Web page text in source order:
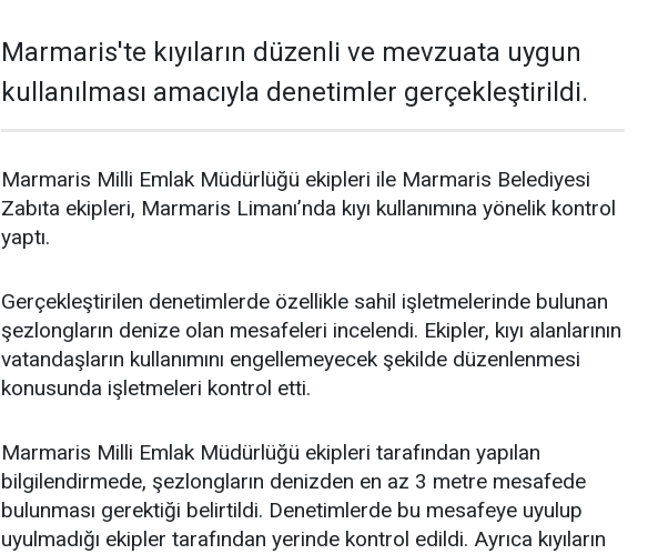
Marmaris'te kıyıların düzenli ve mevzuata uygun
kullanılması amacıyla denetimler gerçekleştirildi.
Marmaris Milli Emlak Müdürlüğü ekipleri ile Marmaris Belediyesi
Zabıta ekipleri, Marmaris Limanı’nda kıyı kullanımına yönelik kontrol
yaptı.
Gerçekleştirilen denetimlerde özellikle sahil işletmelerinde bulunan
şezlongların denize olan mesafeleri incelendi. Ekipler, kıyı alanlarının
vatandaşların kullanımını engellemeyecek şekilde düzenlenmesi
konusunda işletmeleri kontrol etti.
Marmaris Milli Emlak Müdürlüğü ekipleri tarafından yapılan
bilgilendirmede, şezlongların denizden en az 3 metre mesafede
bulunması gerektiği belirtildi. Denetimlerde bu mesafeye uyulup
uyulmadığı ekipler tarafından yerinde kontrol edildi. Ayrıca kıyıların